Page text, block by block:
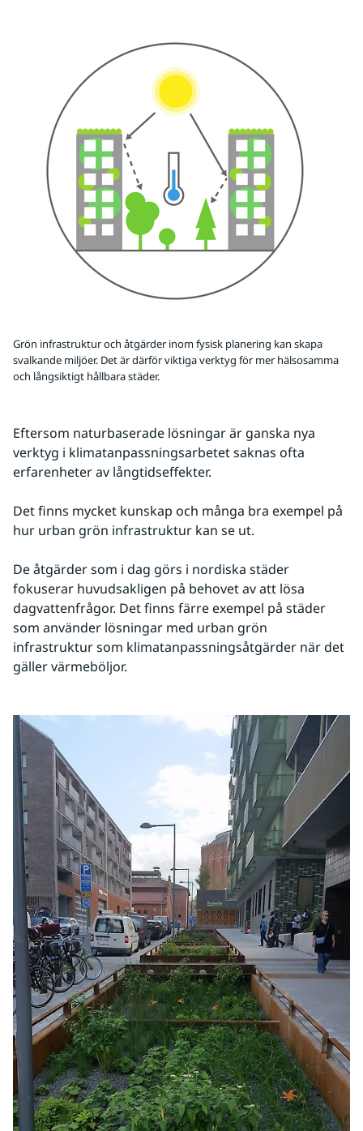
Grön infrastruktur och åtgärder inom fysisk planering kan skapa
svalkande miljöer. Det är därför viktiga verktyg för mer hälsosamma
och långsiktigt hållbara städer.
Eftersom naturbaserade lösningar är ganska nya
verktyg i klimatanpassningsarbetet saknas ofta
erfarenheter av långtidseffekter.
Det finns mycket kunskap och många bra exempel på
hur urban grön infrastruktur kan se ut.
De åtgärder som i dag görs i nordiska städer
fokuserar huvudsakligen på behovet av att lösa
dagvattenfrågor. Det finns färre exempel på städer
som använder lösningar med urban grön
infrastruktur som klimatanpassningsåtgärder när det
gäller värmeböljor.